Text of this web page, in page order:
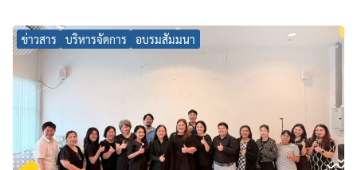
ข่าวสาร บริหารจัดการ อบรมสัมมนา